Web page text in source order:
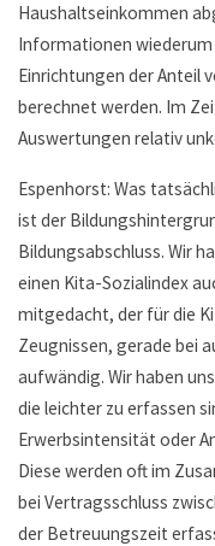
Haushaltseinkommen
Informationen
Einrichtungen der Anteil
berechnet werden. Im
Auswertungen relativ
Espenhorst: Was
ist der
Bildungsabschluss. Wir
einen Kita-Sozialindex
mitgedacht, der für die
Zeugnissen, gerade bei
aufwändig. Wir haben
die leichter zu erfassen
Erwerbsintensität oder
Diese werden oft im
bei Vertragsschluss
der Betreuungszeit